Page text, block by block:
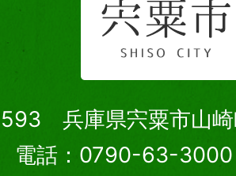
兵庫県宍粟市山崎
電話：0790-63-3000